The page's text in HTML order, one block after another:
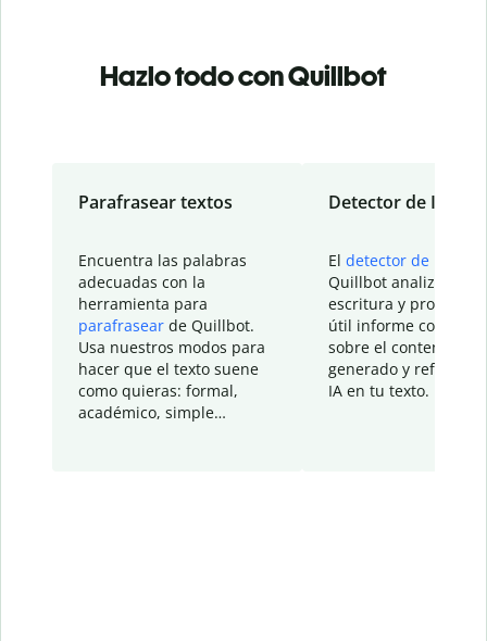
Hazlo todo con Quillbot
Parafrasear textos
Encuentra las palabras
adecuadas con la
herramienta para
parafrasear de Quillbot.
Usa nuestros modos para
hacer que el texto suene
como quieras: formal,
académico, simple…
Detector de IA
El detector de IA
Quillbot analiza tu
escritura y
útil informe con
sobre el contenido
generado y refinado
IA en tu texto.